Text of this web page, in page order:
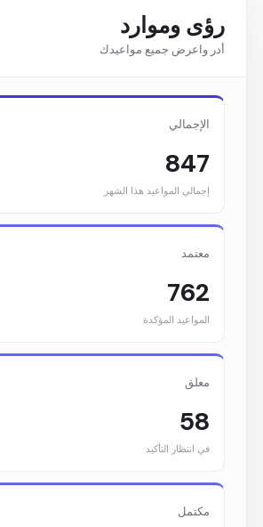
رؤى وموارد
أدر واعرض جميع مواعيدك
الإجمالي
847
إجمالي المواعيد هذا الشهر
معتمد
762
المواعيد المؤكدة
معلق
58
في انتظار التأكيد
مكتمل